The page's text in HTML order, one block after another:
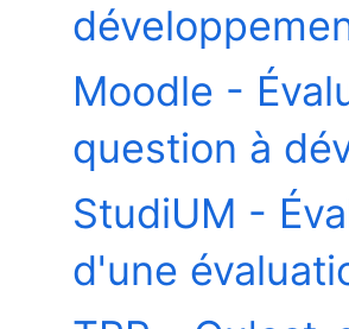
Moodle -
question à
StudiUM -
d'une